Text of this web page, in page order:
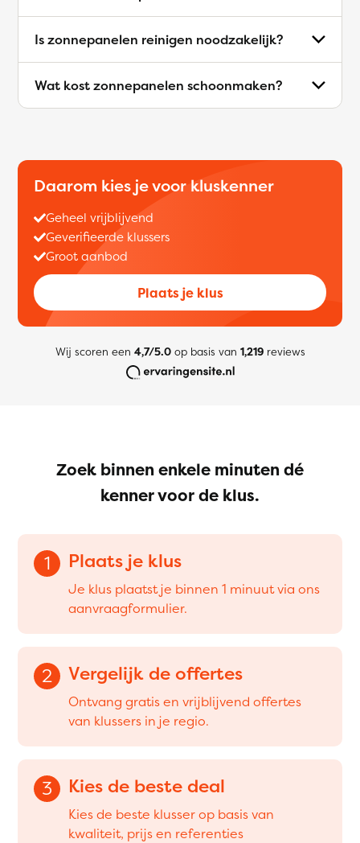
Is zonnepanelen reinigen noodzakelijk?
Wat kost zonnepanelen schoonmaken?
Daarom kies je voor kluskenner
Geheel vrijblijvend
Geverifieerde klussers
Groot aanbod
Plaats je klus
Wij scoren een 4,7/5.0op basis van 1,219reviews
Zoek binnen enkele minuten dé
kenner voor de klus.
1 Plaats je klus
Je klus plaatst je binnen 1 minuut via ons
aanvraagformulier.
2 Vergelijk de offertes
Ontvang gratis en vrijblijvend offertes
van klussers in je regio.
3 Kies de beste deal
Kies de beste klusser op basis van
kwaliteit, prijs en referenties